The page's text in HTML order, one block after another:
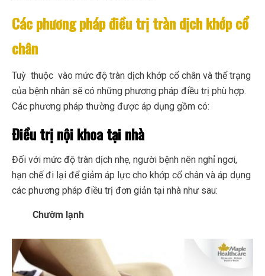
Các phương pháp điều trị tràn dịch khớp cổ
chân
Tuỳ thuộc vào mức độ tràn dịch khớp cổ chân và thể trạng
của bệnh nhân sẽ có những phương pháp điều trị phù hợp.
Các phương pháp thường được áp dụng gồm có:
Điều trị nội khoa tại nhà
Đối với mức độ tràn dịch nhẹ, người bệnh nên nghỉ ngơi,
hạn chế đi lại để giảm áp lực cho khớp cổ chân và áp dụng
các phương pháp điều trị đơn giản tại nhà như sau:
Chườm lạnh